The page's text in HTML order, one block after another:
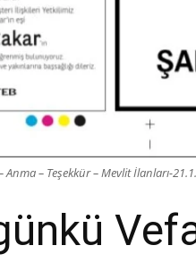
– Teşekkür – Mevlit İlanları-